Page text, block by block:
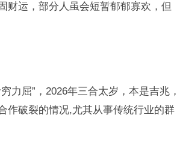
财运，部分人虽会短暂郁郁寡欢，但
力屈”，2026年三合太岁，本是吉兆，
作破裂的情况,尤其从事传统行业的群